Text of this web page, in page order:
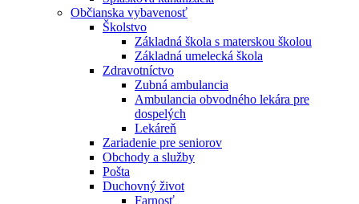
Občianska vybavenosť
Školstvo
Základná škola s materskou školou
Základná umelecká škola
Zdravotníctvo
Zubná ambulancia
Ambulancia obvodného lekára pre
dospelých
Lekáreň
Zariadenie pre seniorov
Obchody a služby
Pošta
Duchovný život
Farnosť